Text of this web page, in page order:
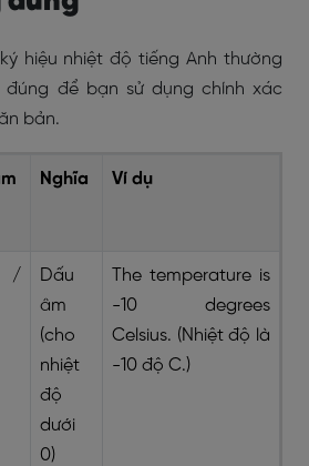
hiệu nhiệt độ tiếng Anh thường
để bạn sử dụng chính xác
bản.
Nghĩa Ví dụ
/
Dấu
âm
(cho
nhiệt
độ
dưới
0)
The temperature is
-10 degrees
Celsius. (Nhiệt độ là
-10 độ C.)